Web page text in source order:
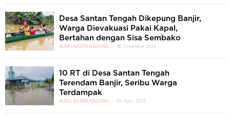
Desa Santan Tengah Dikepung Banjir,
Warga Dievakuasi Pakai Kapal,
Bertahan dengan Sisa Sembako
KUTAI KARTANEGARA 30 Desember 2025
10 RT di Desa Santan Tengah
Terendam Banjir, Seribu Warga
Terdampak
KUTAI KARTANEGARA 09 April 2025